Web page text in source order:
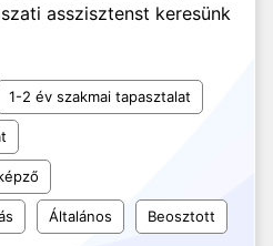
asszisztenst keresünk
1-2 év szakmai tapasztalat
Általános Beosztott